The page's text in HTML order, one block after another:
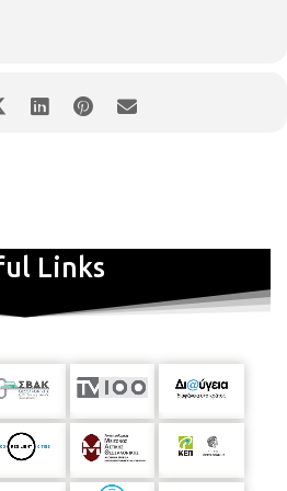
Links